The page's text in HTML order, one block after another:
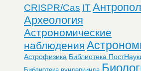
CRISPR/Cas IT
Археология
Астрономические
наблюдения
Астрофизика Библиотека